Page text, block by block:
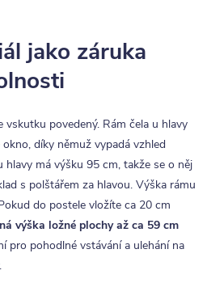
jako záruka
vskutku povedený. Rám čela u hlavy
díky němuž vypadá vzhled
hlavy má výšku 95 cm, takže se o něj
s polštářem za hlavou. Výška rámu
do postele vložíte ca 20 cm
výška ložné plochy až ca 59 cm
pro pohodlné vstávání a ulehání na